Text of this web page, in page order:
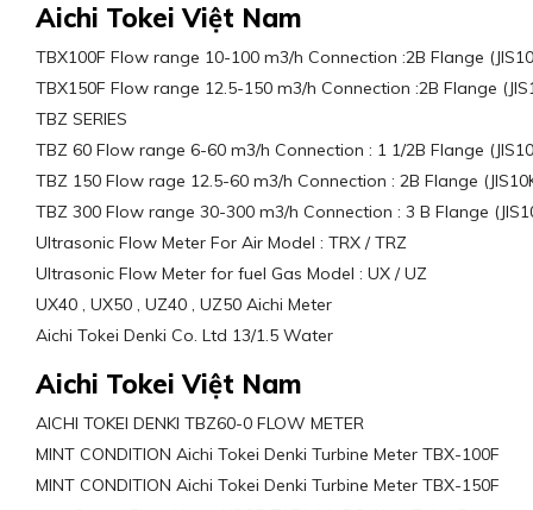
Aichi Tokei Việt Nam
TBX100F Flow range 10-100 m3/h Connection :2B Flange
TBX150F Flow range 12.5-150 m3/h Connection :2B Flange
TBZ SERIES
TBZ 60 Flow range 6-60 m3/h Connection : 1 1/2B Flange
TBZ 150 Flow rage 12.5-60 m3/h Connection : 2B Flange
TBZ 300 Flow range 30-300 m3/h Connection : 3 B Flange
Ultrasonic Flow Meter For Air Model : TRX / TRZ
Ultrasonic Flow Meter for fuel Gas Model : UX / UZ
UX40 , UX50 , UZ40 , UZ50 Aichi Meter
Aichi Tokei Denki Co. Ltd 13/1.5 Water
Aichi Tokei Việt Nam
AICHI TOKEI DENKI TBZ60-0 FLOW METER
MINT CONDITION Aichi Tokei Denki Turbine Meter TBX-100F
MINT CONDITION Aichi Tokei Denki Turbine Meter TBX-150F